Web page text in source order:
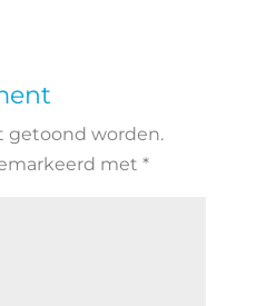
getoond worden.
met *